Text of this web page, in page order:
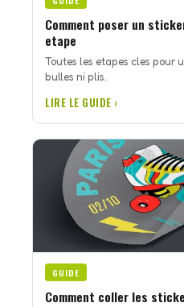
Comment poser un
etape
Toutes les etapes cles pour
bulles ni plis.
LIRE LE GUIDE ›
GUIDE
Comment coller les